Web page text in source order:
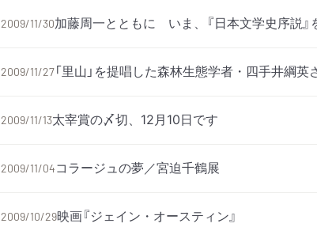
2009/11/30加藤周一とともに いま、『日本文学史序説』
2009/11/27「里山」を提唱した森林生態学者・四手井綱英
2009/11/13太宰賞の〆切、12月10日です
2009/11/04コラージュの夢／宮迫千鶴展
2009/10/29映画『ジェイン・オースティン』